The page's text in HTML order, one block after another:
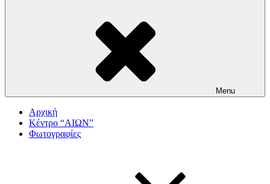
Menu
Αρχική
Κέντρο “ΑΙΩΝ”
Φωτογραφίες